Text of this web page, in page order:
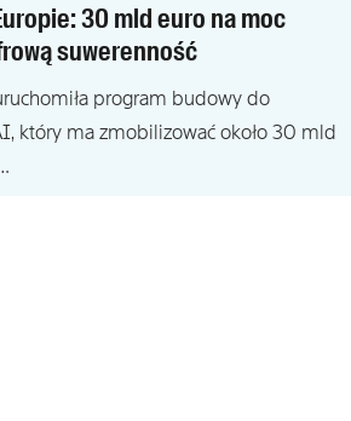
30 mld euro na moc
suwerenność
program budowy do
który ma zmobilizować około 30 mld